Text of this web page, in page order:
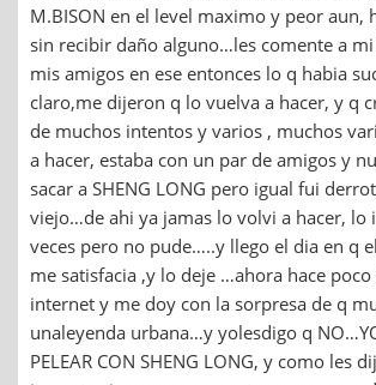
M.BISON en el level maximo y peor aun,
sin recibir daño alguno…les comente a
mis amigos en ese entonces lo q habia
claro,me dijeron q lo vuelva a hacer, y q
de muchos intentos y varios , muchos
a hacer, estaba con un par de amigos y
sacar a SHENG LONG pero igual fui
viejo…de ahi ya jamas lo volvi a hacer, lo
veces pero no pude…..y llego el dia en q
me satisfacia ,y lo deje …ahora hace poco
internet y me doy con la sorpresa de q
unaleyenda urbana…y yolesdigo q
PELEAR CON SHENG LONG, y como les